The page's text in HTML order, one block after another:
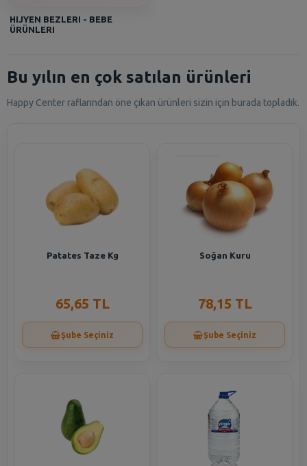
HIJYEN BEZLERI - BEBE
ÜRÜNLERI
Bu yılın en çok satılan ürünleri
Happy Center raflarından öne çıkan ürünleri sizin için burada topladık.
Patates Taze Kg
65,65 TL
Şube Seçiniz
Soğan Kuru
78,15 TL
Şube Seçiniz